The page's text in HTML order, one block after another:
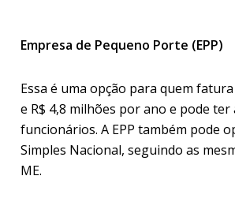
Empresa de Pequeno Porte (EPP)
Essa é uma opção para quem
e R$ 4,8 milhões por ano e pode ter
funcionários. A EPP também pode
Simples Nacional, seguindo as
ME.